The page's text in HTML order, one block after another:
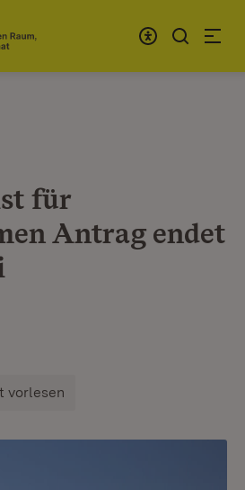
für
Antrag endet
vorlesen